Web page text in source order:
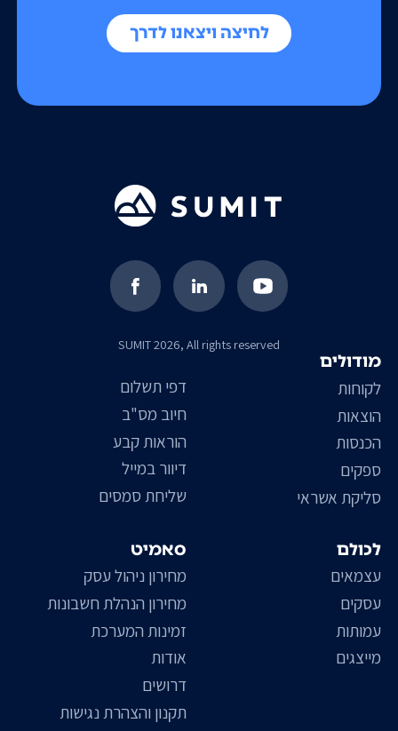
לחיצה ויצאנו לדרך
SUMIT 2026, All rights reserved
סאמיט
מחירון ניהול עסק
מחירון הנהלת חשבונות
זמינות המערכת
אודות
דרושים
תקנון והצהרת נגישות
דפי תשלום
חיוב מס"ב
הוראות קבע
דיוור במייל
שליחת סמסים
מודולים
לקוחות
הוצאות
הכנסות
ספקים
סליקת אשראי
לכולם
עצמאים
עסקים
עמותות
מייצגים